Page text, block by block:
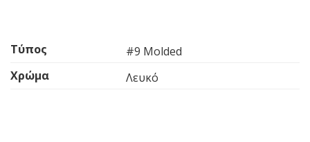
Τύπος
#9 Molded
Χρώμα
Λευκό